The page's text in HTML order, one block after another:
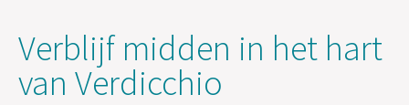
Verblijf midden in het hart
van Verdicchio